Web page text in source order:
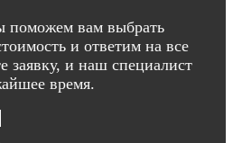
поможем вам выбрать
и ответим на все
заявку, и наш специалист
время.